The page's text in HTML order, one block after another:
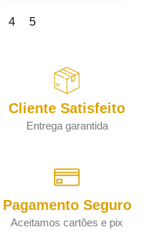
4 5
Cliente Satisfeito
Entrega garantida
Pagamento Seguro
Aceitamos cartões e pix